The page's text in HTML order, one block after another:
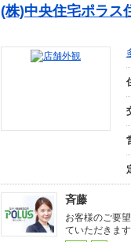
(株)中央住宅ポラス
斉藤
お客様のご要
ていただきま